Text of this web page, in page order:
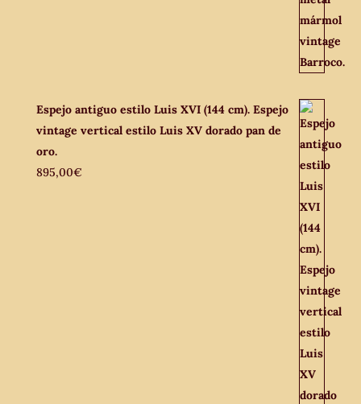
Espejo antiguo estilo Luis XVI (144 cm). Espejo
vintage vertical estilo Luis XV dorado pan de
oro.
895,00€